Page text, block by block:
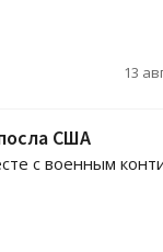
13
США
с военным